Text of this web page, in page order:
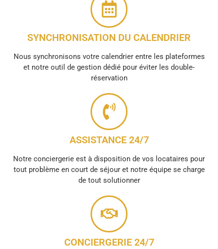
SYNCHRONISATION DU CALENDRIER
Nous synchronisons votre calendrier entre les plateformes
et notre outil de gestion dédié pour éviter les double-
réservation
ASSISTANCE 24/7
Notre conciergerie est à disposition de vos locataires pour
tout problème en court de séjour et notre équipe se charge
de tout solutionner
CONCIERGERIE 24/7